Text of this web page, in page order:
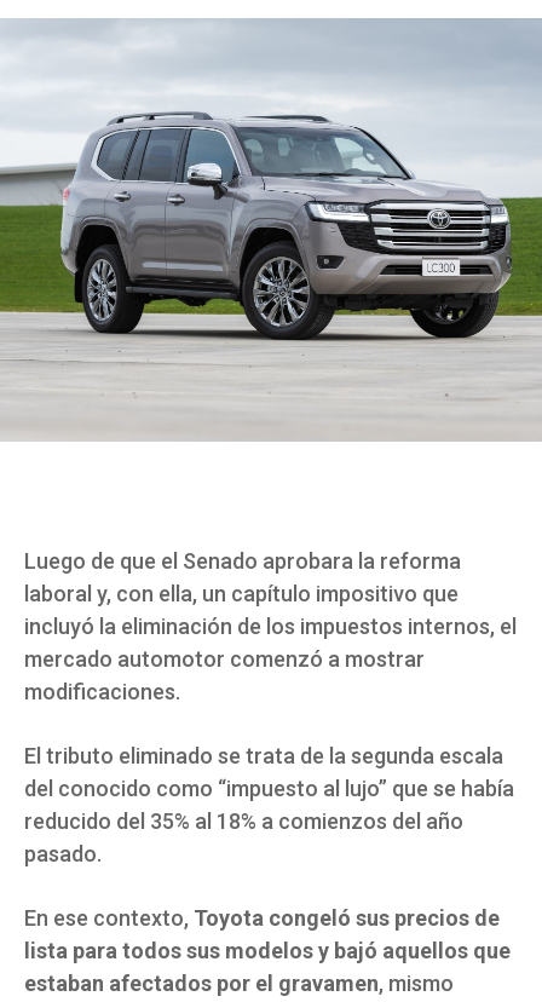
Luego de que el Senado aprobara la reforma
laboral y, con ella, un capítulo impositivo que
incluyó la eliminación de los impuestos internos, el
mercado automotor comenzó a mostrar
modificaciones.
El tributo eliminado se trata de la segunda escala
del conocido como “impuesto al lujo” que se había
reducido del 35% al 18% a comienzos del año
pasado.
En ese contexto, Toyota congeló sus precios de
lista para todos sus modelos y bajó aquellos que
estaban afectados por el gravamen, mismo